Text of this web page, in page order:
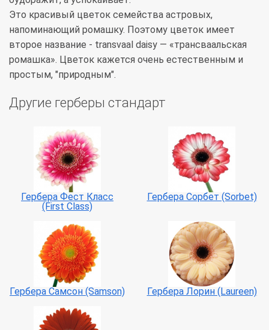
Это красивый цветок семейства астровых,
напоминающий ромашку. Поэтому цветок имеет
второе название - transvaal daisy — «трансваальская
ромашка». Цветок кажется очень естественным и
простым, "природным".
Другие герберы стандарт
Гербера Фест Класс
(First Class)
Гербера Сорбет (Sorbet)
Гербера Самсон (Samson) Гербера Лорин (Laureen)